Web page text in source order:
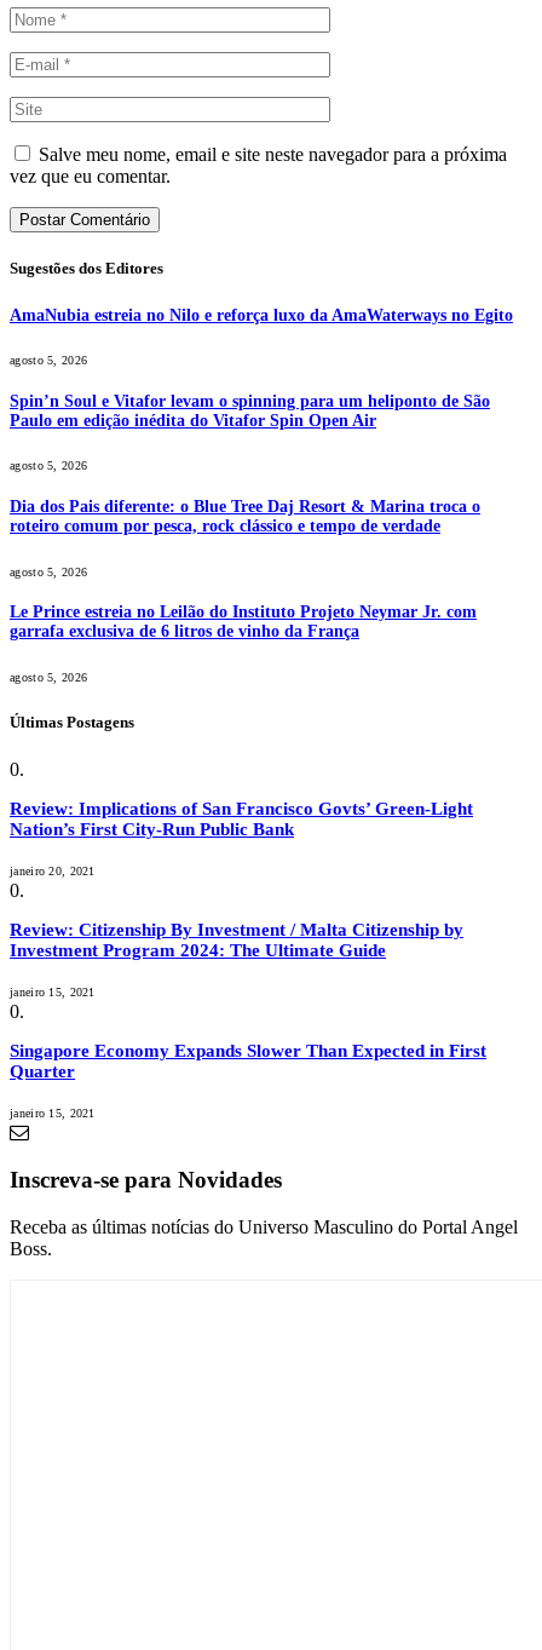
Salve meu nome, email e site neste navegador para a próxima
vez que eu comentar.
Sugestões dos Editores
AmaNubia estreia no Nilo e reforça luxo da AmaWaterways no Egito
agosto 5, 2026
Spin’n Soul e Vitafor levam o spinning para um heliponto de São
Paulo em edição inédita do Vitafor Spin Open Air
agosto 5, 2026
Dia dos Pais diferente: o Blue Tree Daj Resort & Marina troca o
roteiro comum por pesca, rock clássico e tempo de verdade
agosto 5, 2026
Le Prince estreia no Leilão do Instituto Projeto Neymar Jr. com
garrafa exclusiva de 6 litros de vinho da França
agosto 5, 2026
Últimas Postagens
Review: Implications of San Francisco Govts’ Green-Light
Nation’s First City-Run Public Bank
janeiro 20, 2021
Review: Citizenship By Investment / Malta Citizenship by
Investment Program 2024: The Ultimate Guide
janeiro 15, 2021
Singapore Economy Expands Slower Than Expected in First
Quarter
janeiro 15, 2021
Inscreva-se para Novidades
Receba as últimas notícias do Universo Masculino do Portal Angel
Boss.